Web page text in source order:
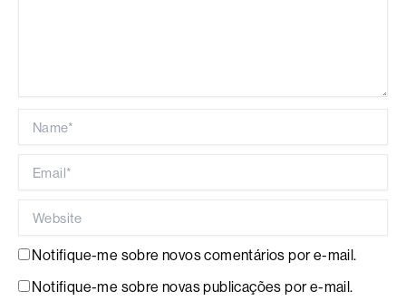
Notifique-me sobre novos comentários por e-mail.
Notifique-me sobre novas publicações por e-mail.